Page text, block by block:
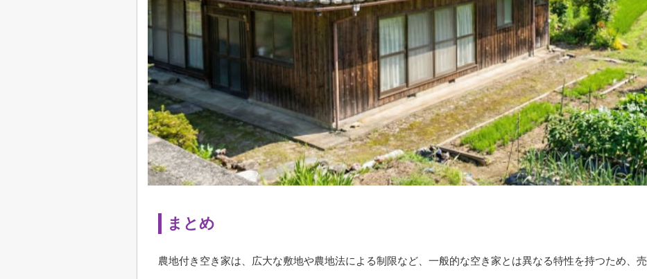
まとめ
農地付き空き家は、広大な敷地や農地法による制限など、一般的な空き家とは異なる特性を持つため、